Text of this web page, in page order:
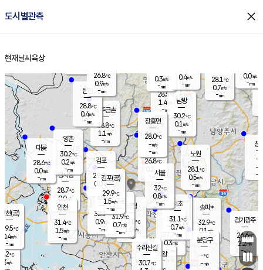
도시별관측 close
홈
현재날씨 육상
의도
℃
m/s
양주
28.5℃
1.4
-mm
과천
27.7℃
0.3m/s
- mm
경기광주
26.6℃
2.2m/s
-mm
경서동
28.7℃
0.0m/s
-mm
파주금촌
28.8℃
1.1 m/s
-mm
28.1℃
0.7m/s
-mm
대곶
28.6℃
0.0m/s
-mm
창
-
-m/
-
탄현
28.8℃
0.4m/s
-mm
0.0m/s
-mm
의왕
김포
29.9℃
0.0 m/s
mm
광명
33.0
℃
1.0 m/s
-mm
부천
32.3℃
0.9m/s
-mm
양촌
30.2℃
0.2m/s
-mm
구로
31.9℃
0.7m/s
-mm
은평
26.8℃
0.2 m/s
- mm
노원
28.1℃
0.5m/s
-mm
송파*
32.9℃
0.1 m/s
-mm
서초
31.1℃
0.7m/s
-mm
남방
30.2℃
0.1 m/s
-mm
수리산길
30.7℃
분당구
-℃
-m/s
장흥면
28.0℃
-m/s
-mm
0.3m/s
-mm
인천(공)
29.5℃
0.4m/s
-mm
김포(공)
29.9℃
1.5m/s
-mm
인천
31.4℃
1.5m/s
-mm
서울
32℃
0.8m/s
-mm
26.8℃
0.9m/s
-mm
0.4m/s
-mm